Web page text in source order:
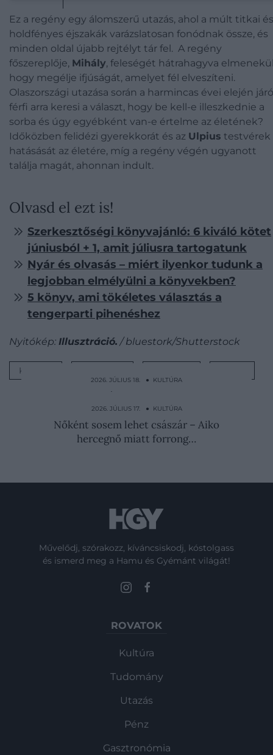
Ez a regény egy álomszerű utazás, ahol a múlt titkai
holdfényes éjszakák varázslatosan fonódnak össze, és
minden oldal újabb rejtélyt tár fel. A regény
főszereplője, Mihály, feleségét hátrahagyva
hogy megélje ifjúságát, amelyet fél elveszíteni.
Olaszországi utazása során a harmincas évei elején járó
férfi arra keresi a választ, hogy be kell-e illeszkednie a
sorba és úgy egyébként van-e értelme az életének?
Időközben felidézi gyerekkorát és az Ulpius testvérek
hatásását az életére, míg a regény végén ugyanott
találja magát, ahonnan indult.
Olvasd el ezt is!
Szerkesztőségi könyvajánló: 6 kiváló kötet
júniusból + 1, amit júliusra tartogatunk
Nyár és olvasás – miért ilyenkor tudunk a
legjobban elmélyülni a könyvekben?
5 könyv, ami tökéletes választás a
tengerparti pihenéshez
Nyitókép: Illusztráció. / bluestork/Shutterstock
KÖNYV
2026. JÚLIUS 18. ● KULTÚRA
Koporsó sem járt nekik – ez történt VIII.
Henrik kivégzett…
2026. JÚLIUS 17. ● KULTÚRA
Nőként sosem lehet császár – Aiko
hercegnő miatt forrong…
Művelődj, szórakozz, kíváncsiskodj, kóstolgass
és ismerd meg a Hamu és Gyémánt világát!
ROVATOK
Kultúra
Tudomány
Utazás
Pénz
Gasztronómia